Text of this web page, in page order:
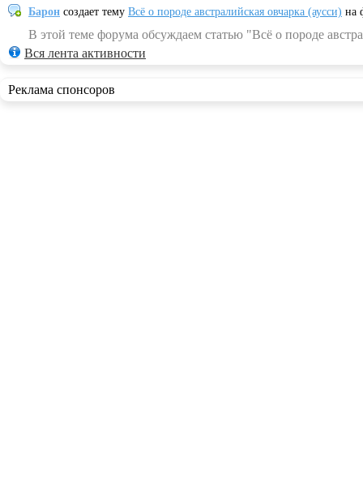
Барон создает тему Всё о породе австралийская овчарка (аусси) на
В этой теме форума обсуждаем статью "Всё о породе
Вся лента активности
Реклама спонсоров